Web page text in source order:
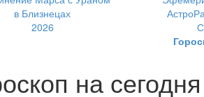
в Близнецах
2026
на